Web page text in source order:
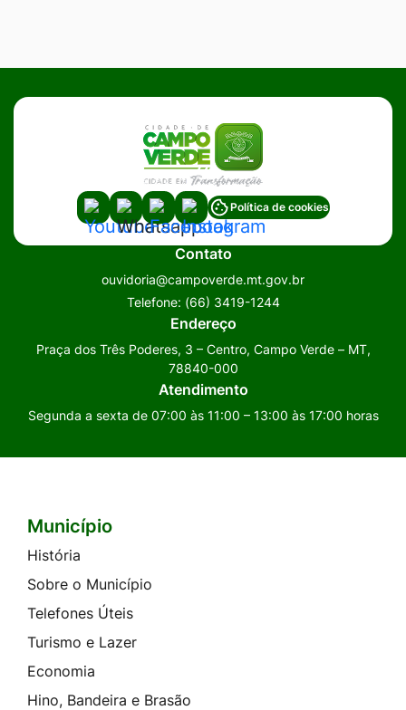
Acessar
a
Social
Acessar
a
Social
Whatsapp
Acessar
a
Rede
Social
Facebook
Acessar
a
Rede
Social
Instagram
Política de cookies
Contato
ouvidoria@campoverde.mt.gov.br
Telefone: (66) 3419-1244
Endereço
Praça dos Três Poderes, 3 – Centro, Campo Verde – MT,
78840-000
Atendimento
Segunda a sexta de 07:00 às 11:00 – 13:00 às 17:00 horas
Seção do Rodapé e Contato
Município
História
Sobre o Município
Telefones Úteis
Turismo e Lazer
Economia
Hino, Bandeira e Brasão